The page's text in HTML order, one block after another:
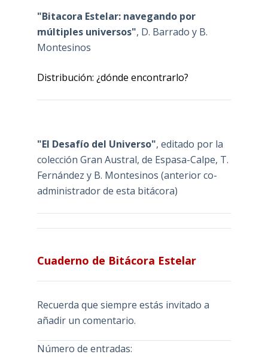
"Bitacora Estelar: navegando por
múltiples universos", D. Barrado y B.
Montesinos
Distribución: ¿dónde encontrarlo?
"El Desafío del Universo", editado por la
colección Gran Austral, de Espasa-Calpe, T.
Fernández y B. Montesinos (anterior co-
administrador de esta bitácora)
Cuaderno de Bitácora Estelar
Recuerda que siempre estás invitado a
añadir un comentario.
Número de entradas: